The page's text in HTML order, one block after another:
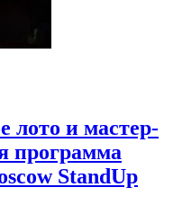
лото и мастер-
программа
StandUp